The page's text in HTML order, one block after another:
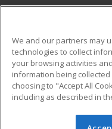
Military
Financial Assistance
Help
We and our partners may
technologies to collect
your browsing activities
information being
choosing to "Accept All
including as described in